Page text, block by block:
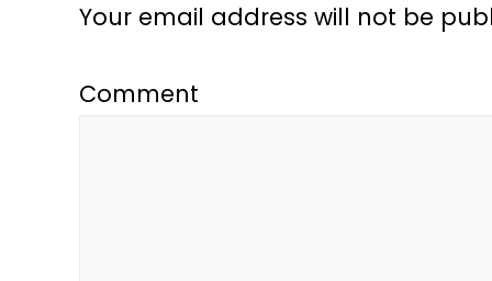
Your email address will not be
Comment